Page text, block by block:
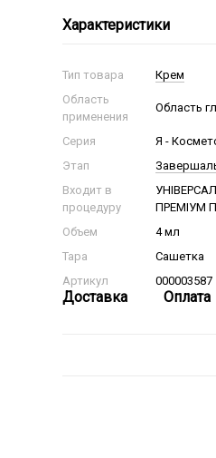
Характеристики
Тип товара
Крем
Область
применения
Область
Серия
Я -
Этап
Входит в
процедуру
ПРЕМІУМ
Объем
4 мл
Тара
Сашетка
Артикул
000003587
Доставка Оплата